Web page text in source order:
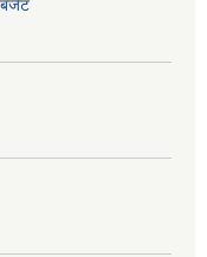
बजेट